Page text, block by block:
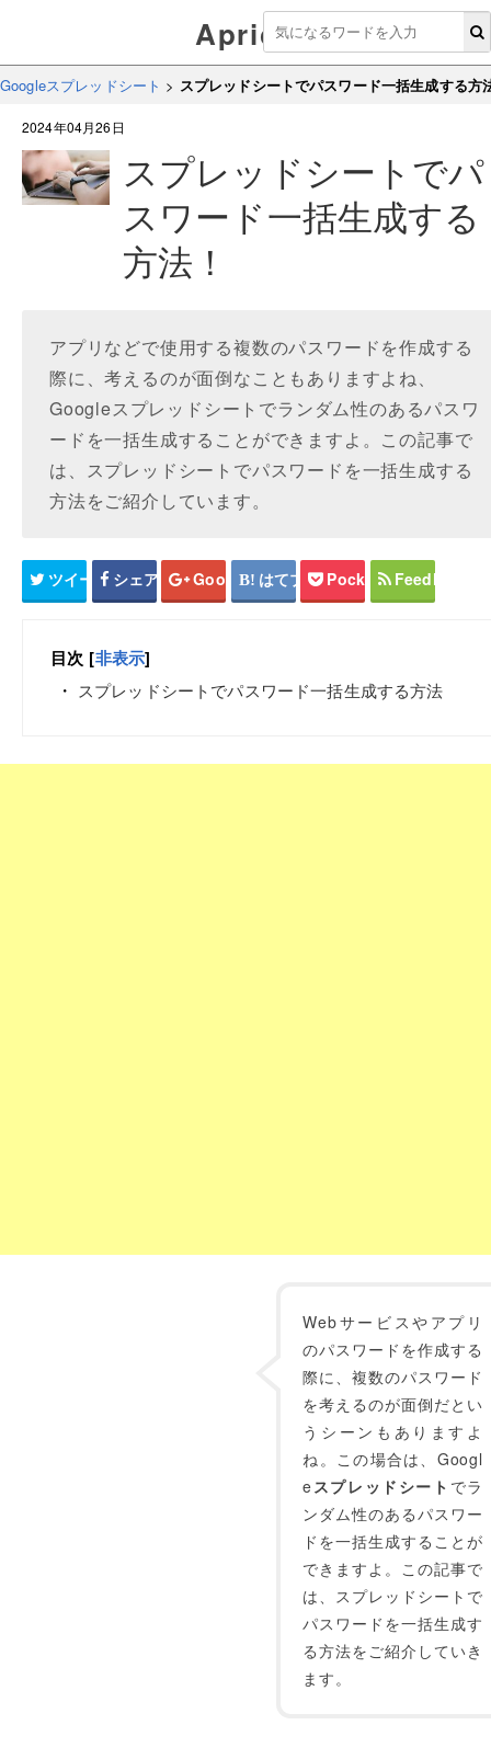
Aprico
Googleスプレッドシート > スプレッドシートでパスワード一括生成する方
2024年04月26日
スプレッドシートでパ
スワード一括生成する
方法！
アプリなどで使用する複数のパスワードを作成する
際に、考えるのが面倒なこともありますよね、
Googleスプレッドシートでランダム性のあるパスワ
ードを一括生成することができますよ。この記事で
は、スプレッドシートでパスワードを一括生成する
方法をご紹介しています。
ツイート シェア Google+ はてブ Pocket Feedly
目次 [非表示]
スプレッドシートでパスワード一括生成する方法
Webサービスやアプリ
のパスワードを作成する
際に、複数のパスワード
を考えるのが面倒だとい
うシーンもありますよ
ね。この場合は、Googl
eスプレッドシート でラ
ンダム性のあるパスワー
ドを一括生成することが
できますよ。この記事で
は、スプレッドシートで
パスワードを一括生成す
る方法をご紹介していき
ます。